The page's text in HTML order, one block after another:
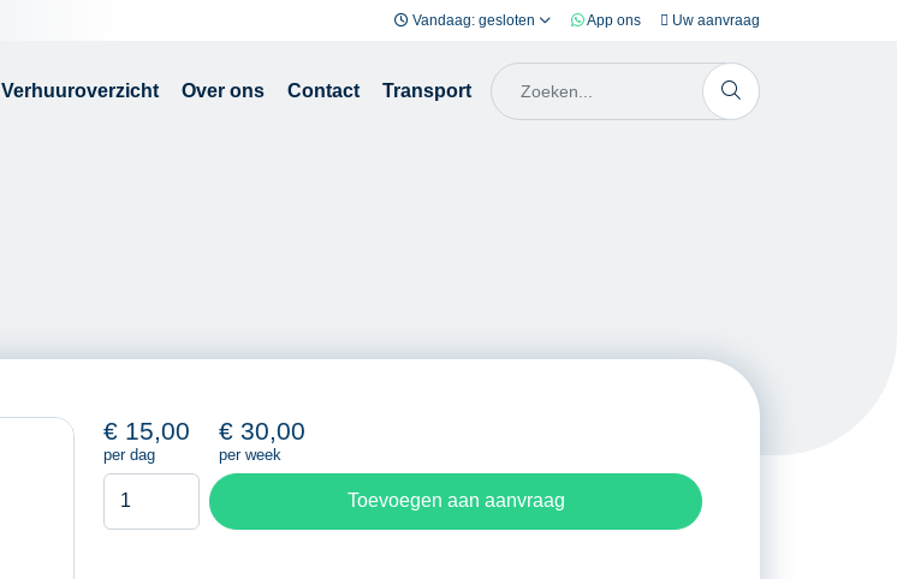
Vandaag: gesloten App ons Uw aanvraag
Verhuuroverzicht Over ons Contact Transport
€ 15,00
per dag
€ 30,00
per week
Behangafstomer
Toevoegen aan aanvraag